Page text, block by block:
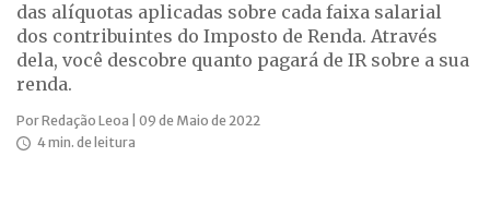
das alíquotas aplicadas sobre cada faixa salarial
dos contribuintes do Imposto de Renda. Através
dela, você descobre quanto pagará de IR sobre a sua
renda.
Por Redação Leoa | 09 de Maio de 2022
4 min. de leitura